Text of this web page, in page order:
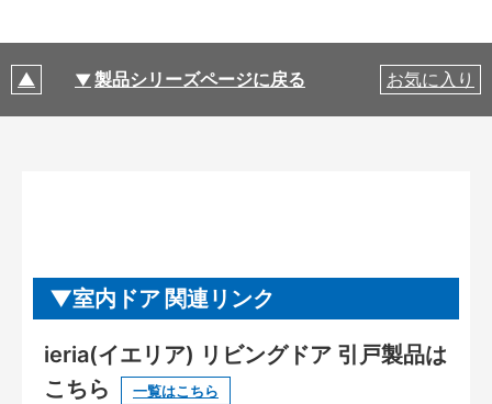
製品シリーズページに戻る お気に入り
室内ドア 関連リンク
ieria(イエリア) リビングドア 引戸製品は
こちら
一覧はこちら